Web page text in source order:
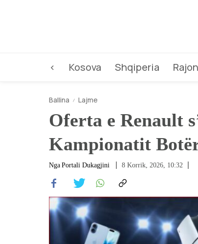
< Kosova Shqiperia
Ballina Lajme
Oferta e Renault
Kampionatit
Nga Portali Dukagjini 8 Korrik, 2026, 10:32